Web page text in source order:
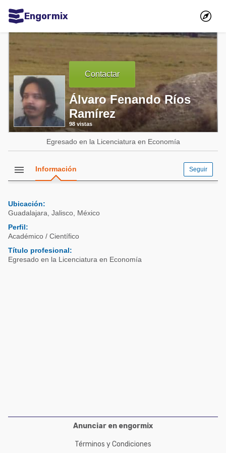
Engormix
Comunidades en español
Agricultura
Balanceados - Piensos
Avicultura
Ganadería
Lechería
Micotoxinas
Porcicultura
Comunidades en inglés
Acuacultura
Micotoxinas
Comunidades en portugués
Micotoxinas
Contactar
Álvaro Fenando Ríos
Ramírez
98 vistas
Egresado en la Licenciatura en Economía
menu Información Seguir
Ubicación:
Guadalajara Jalisco México
Perfil:
Académico / Científico
Título profesional:
Egresado en la Licenciatura en Economía
Anunciar en engormix
Términos y Condiciones